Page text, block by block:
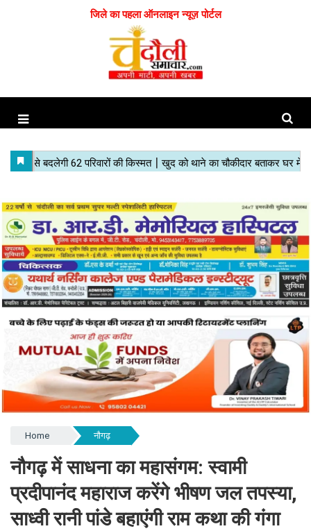
जिले का पहला ऑनलाइन न्यूज़ पोर्टल
Home नौगढ़
नौगढ़ में साधना का महासंगम: स्वामी
प्रदीपानंद महाराज करेंगे भीषण जल तपस्या,
साध्वी रानी पांडे बहाएंगी राम कथा की गंगा